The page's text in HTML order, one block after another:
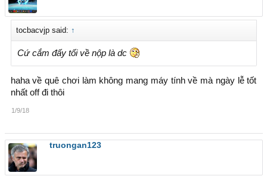
tocbacvjp said: ↑
Cứ cắm đấy tối về nộp là dc
haha về quê chơi làm không mang máy tính về mà ngày lễ tốt
nhất off đi thôi
1/9/18
truongan123